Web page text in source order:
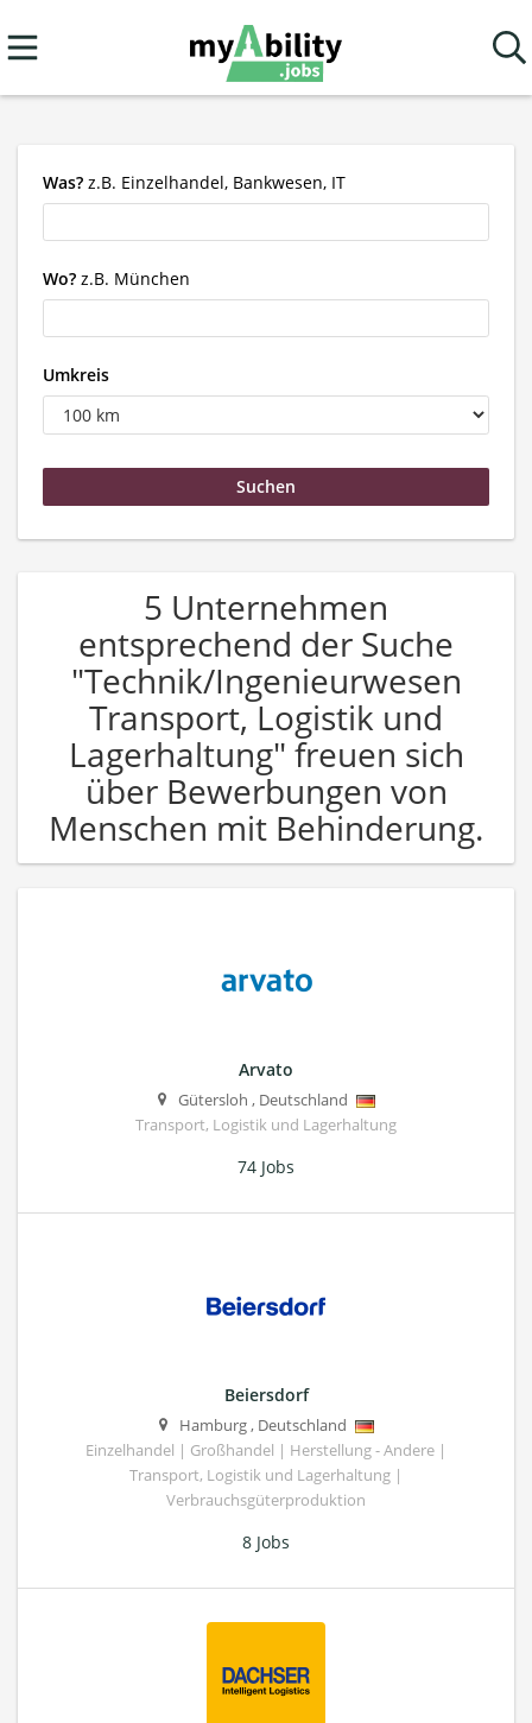
Was? z.B. Einzelhandel, Bankwesen, IT
Wo? z.B. München
Umkreis
5 Unternehmen
entsprechend der Suche
"Technik/Ingenieurwesen
Transport, Logistik und
Lagerhaltung" freuen sich
über Bewerbungen von
Menschen mit Behinderung.
Arvato
Gütersloh , Deutschland
Transport, Logistik und Lagerhaltung
74 Jobs
Beiersdorf
Hamburg, Deutschland
Einzelhandel | Großhandel | Herstellung - Andere |
Transport, Logistik und Lagerhaltung |
Verbrauchsgüterproduktion
8 Jobs